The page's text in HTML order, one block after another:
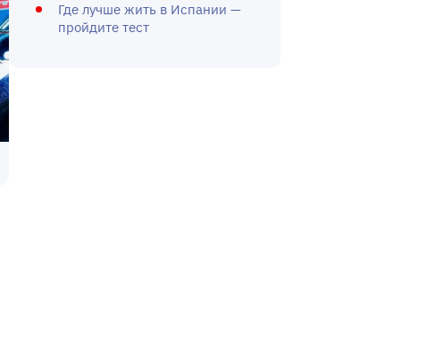
Где лучше жить в Испании —
пройдите тест